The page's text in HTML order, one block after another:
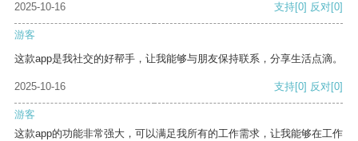
2025-10-16
支持[0] 反对[0]
游客
这款app是我社交的好帮手，让我能够与朋友保持联系，分享生活点滴。
2025-10-16 支持[0] 反对[0]
游客
这款app的功能非常强大，可以满足我所有的工作需求，让我能够在工作